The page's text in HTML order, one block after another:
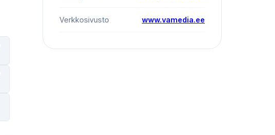
Verkkosivusto www.vamedia.ee